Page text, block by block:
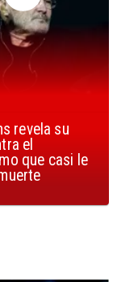
revela su
el
que casi le